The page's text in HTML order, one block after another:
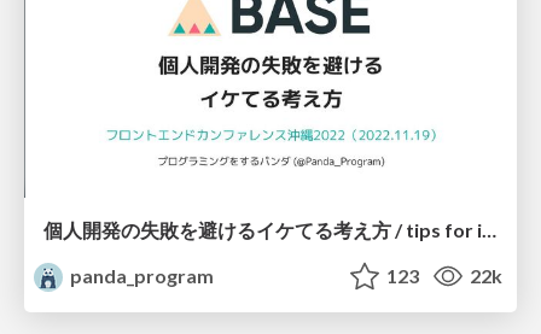
個人開発の失敗を避けるイケてる考え方 / tips for indie hackers
panda_program
123 22k